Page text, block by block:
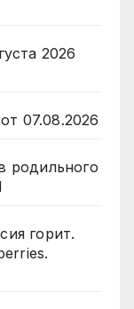
2026
07.08.2026
родильного
горит.